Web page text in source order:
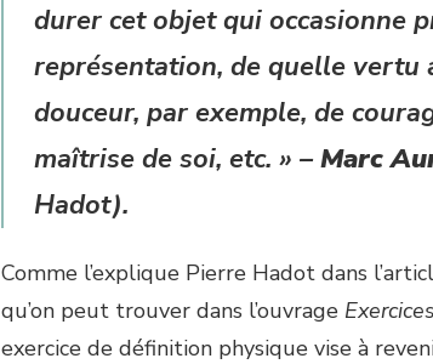
durer cet objet qui occasionne
représentation, de quelle
douceur, par exemple, de
maîtrise de soi, etc. » –Marc
Hadot).
Comme l’explique Pierre Hadot dans
qu’on peut trouver dans l’ouvrage
exercice de définition physique vise à